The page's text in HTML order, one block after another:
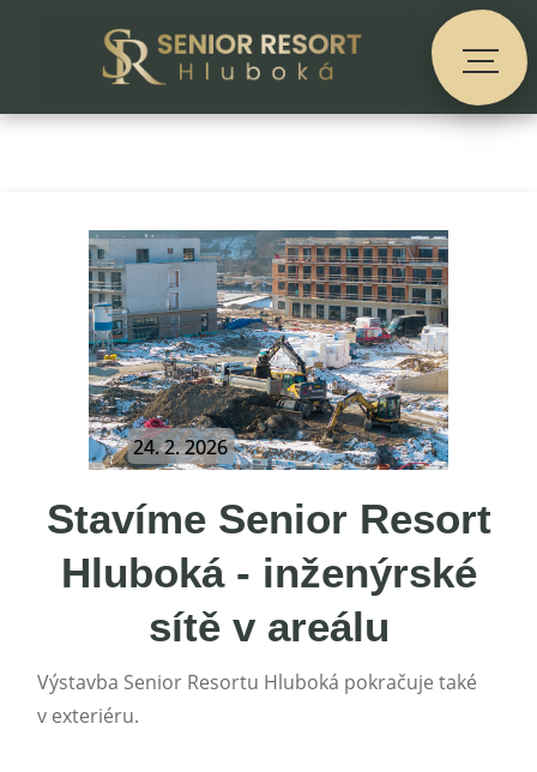
Stavíme Senior Resort
Hluboká - inženýrské
sítě v areálu
Výstavba Senior Resortu Hluboká pokračuje také
v exteriéru.
24. 2. 2026